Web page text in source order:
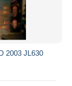
2003 JL630